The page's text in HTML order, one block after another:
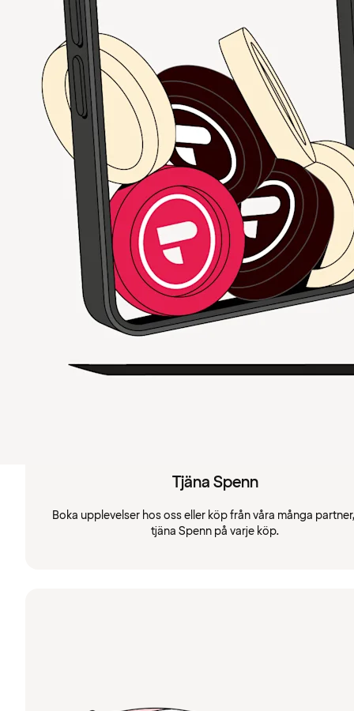
Tjäna Spenn
Boka upplevelser hos oss eller köp från våra många
tjäna Spenn på varje köp.